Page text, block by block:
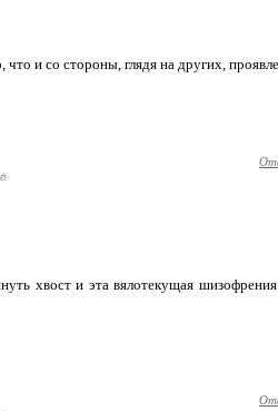
и со стороны, глядя на других,
хвост и эта вялотекущая